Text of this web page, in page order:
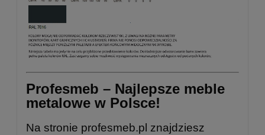
Profesmeb – Najlepsze meble
metalowe w Polsce!
Na stronie profesmeb.pl znajdziesz